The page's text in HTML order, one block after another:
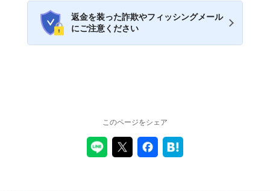
返金を装った詐欺やフィッシングメール
にご注意ください
このページをシェア